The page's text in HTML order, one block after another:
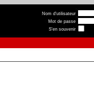
Nom d'utilisateur
Mot de passe
S'en souvenir